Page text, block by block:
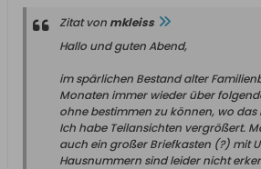
Zitat von mkleiss
Hallo und guten Abend,
im spärlichen Bestand alter
Monaten immer wieder über
ohne bestimmen zu können, wo
Ich habe Teilansichten vergrößert.
auch ein großer Briefkasten (?) mit
Hausnummern sind leider nicht